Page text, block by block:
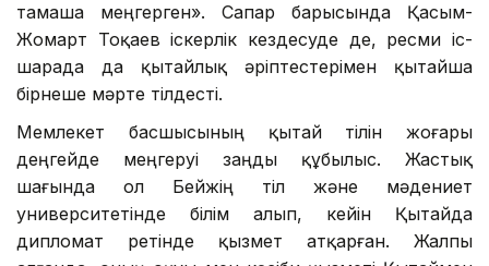
тамаша меңгерген». Сапар барысында Қасым-
Жомарт Тоқаев іскерлік кездесуде де, ресми іс-
шарада да қытайлық әріптестерімен қытайша
бірнеше мәрте тілдесті.
Мемлекет басшысының қытай тілін жоғары
деңгейде меңгеруі заңды құбылыс. Жастық
шағында ол Бейжің тіл және мәдениет
университетінде білім алып, кейін Қытайда
дипломат ретінде қызмет атқарған. Жалпы